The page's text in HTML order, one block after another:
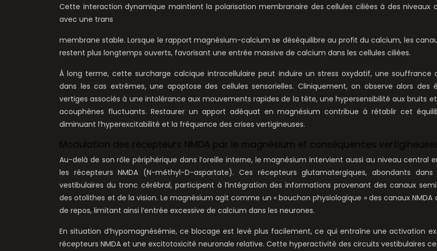
Cette interaction dynamique maintient la polarisation membranaire des cellules ciliées à des niveaux
avec une trans
membrane stable. Lorsque le rapport magnésium-calcium se déséquilibre au profit du calcium, les
restent plus longtemps ouverts, favorisant une entrée massive de calcium dans les cellules ciliées.
À long terme, cette surcharge calcique intracellulaire peut induire un stress oxydatif, une souffrance
dans les cas extrêmes, une apoptose des cellules sensorielles. Cliniquement, on observe alors des
vertiges associés à une intolérance aux mouvements rapides de la tête, une hypersensibilité aux bruits
acouphènes fluctuants. Restaurer un apport adéquat en magnésium contribue à rétablir cet
diminuant l’hyperexcitabilité et la fréquence des crises vertigineuses.
Modulation des récepteurs NMDA par le magnésium et conséquences
Au-delà de son rôle périphérique dans l’oreille interne, le magnésium intervient aussi au niveau central
les récepteurs NMDA (N-méthyl-D-aspartate). Ces récepteurs glutamatergiques, abondants dans
vestibulaires du tronc cérébral, participent à l’intégration des informations provenant des canaux
des otolithes et de la vision. Le magnésium agit comme un « bouchon physiologique » des canaux NMDA
de repos, limitant ainsi l’entrée excessive de calcium dans les neurones.
En situation d’hypomagnésémie, ce blocage est levé plus facilement, ce qui entraîne une activation
récepteurs NMDA et une excitotoxicité neuronale relative. Cette hyperactivité des circuits vestibulaires